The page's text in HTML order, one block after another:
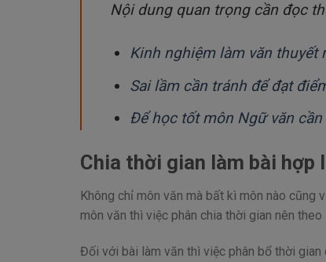
Nội dung quan trọng cần đọc
Kinh nghiệm làm văn thuyết
Sai lầm cần tránh để đạt
Để học tốt môn Ngữ văn cần
Chia thời gian làm bài hợp
Không chỉ môn văn mà bất kì môn nào cũng
môn văn thì việc phân chia thời gian nên
Đối với bài làm văn thì việc phân bổ thời gian